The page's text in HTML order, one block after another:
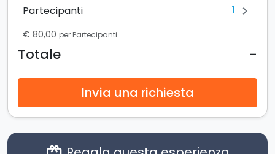
Partecipanti 1 chevron_right
€ 80,00 per Partecipanti
Totale -
Invia una richiesta